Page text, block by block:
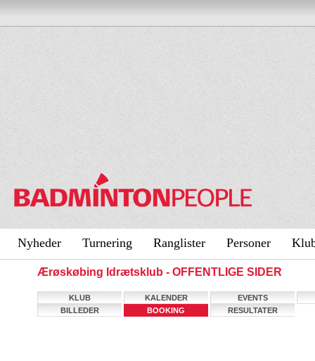
Nyheder Turnering Ranglister Personer
Ærøskøbing Idrætsklub - OFFENTLIGE SIDER
KLUB KALENDER
EVENTS
BILLEDER
BOOKING RESULTATER